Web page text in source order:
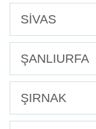
SİVAS
ŞANLIURFA
ŞIRNAK